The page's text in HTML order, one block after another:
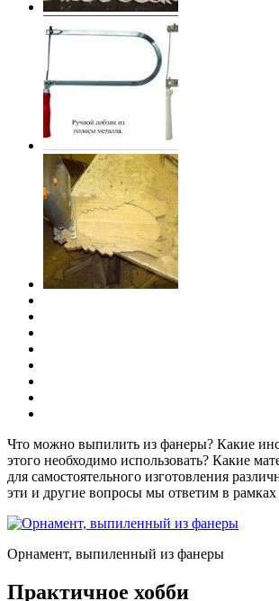
Что можно выпилить из фанеры? Какие
этого необходимо использовать? Какие
для самостоятельного изготовления
эти и другие вопросы мы ответим в рамках
Орнамент, выпиленный из фанеры
Практичное хобби